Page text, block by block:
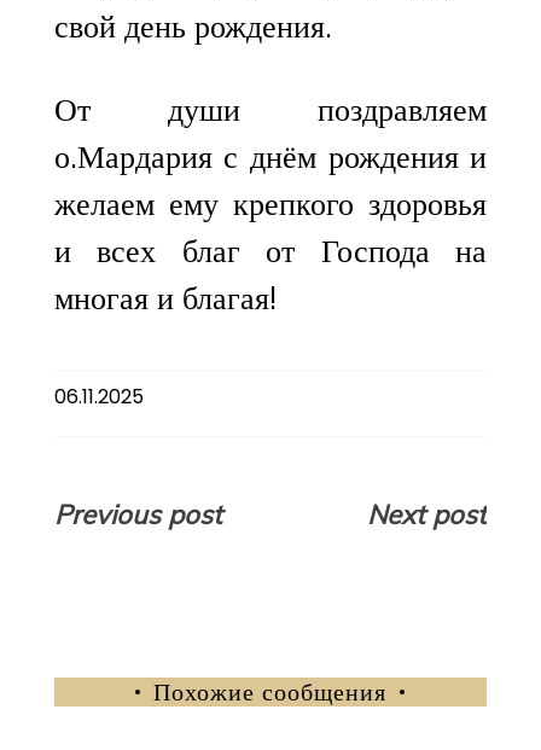
свой день рождения.
От души поздравляем
о.Мардария с днём рождения и
желаем ему крепкого здоровья
и всех благ от Господа на
многая и благая!
06.11.2025
Навигация
Previous post Next post
Похожие сообщения